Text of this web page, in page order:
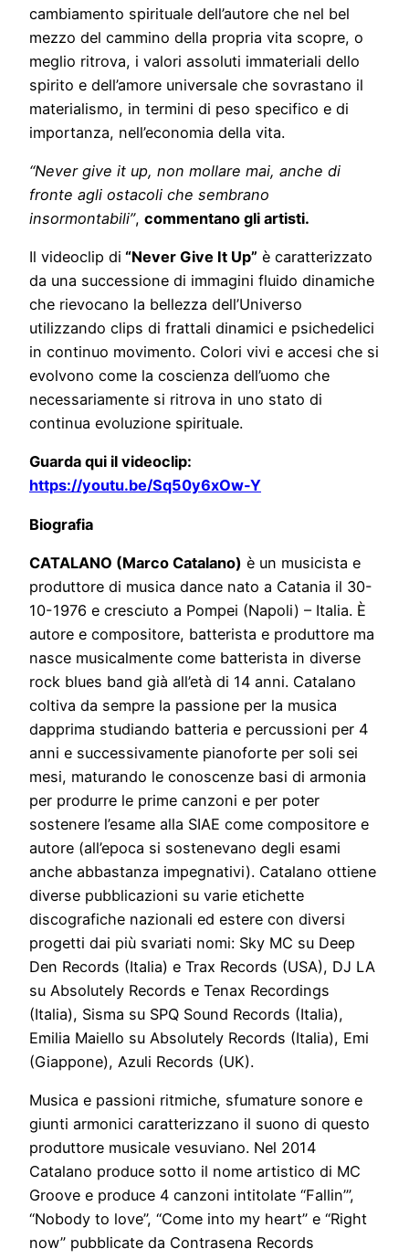
cambiamento spirituale dell’autore che nel bel
mezzo del cammino della propria vita scopre, o
meglio ritrova, i valori assoluti immateriali dello
spirito e dell’amore universale che sovrastano il
materialismo, in termini di peso specifico e di
importanza, nell’economia della vita.
“Never give it up, non mollare mai, anche di
fronte agli ostacoli che sembrano
insormontabili”, commentano gli artisti.
Il videoclip di “Never Give It Up” è caratterizzato
da una successione di immagini fluido dinamiche
che rievocano la bellezza dell’Universo
utilizzando clips di frattali dinamici e psichedelici
in continuo movimento. Colori vivi e accesi che si
evolvono come la coscienza dell’uomo che
necessariamente si ritrova in uno stato di
continua evoluzione spirituale.
Guarda qui il videoclip:
https://youtu.be/Sq50y6xOw-Y
Biografia
CATALANO (Marco Catalano) è un musicista e
produttore di musica dance nato a Catania il 30-
10-1976 e cresciuto a Pompei (Napoli) – Italia. È
autore e compositore, batterista e produttore ma
nasce musicalmente come batterista in diverse
rock blues band già all’età di 14 anni. Catalano
coltiva da sempre la passione per la musica
dapprima studiando batteria e percussioni per 4
anni e successivamente pianoforte per soli sei
mesi, maturando le conoscenze basi di armonia
per produrre le prime canzoni e per poter
sostenere l’esame alla SIAE come compositore e
autore (all’epoca si sostenevano degli esami
anche abbastanza impegnativi). Catalano ottiene
diverse pubblicazioni su varie etichette
discografiche nazionali ed estere con diversi
progetti dai più svariati nomi: Sky MC su Deep
Den Records (Italia) e Trax Records (USA), DJ LA
su Absolutely Records e Tenax Recordings
(Italia), Sisma su SPQ Sound Records (Italia),
Emilia Maiello su Absolutely Records (Italia), Emi
(Giappone), Azuli Records (UK).
Musica e passioni ritmiche, sfumature sonore e
giunti armonici caratterizzano il suono di questo
produttore musicale vesuviano. Nel 2014
Catalano produce sotto il nome artistico di MC
Groove e produce 4 canzoni intitolate “Fallin’”,
“Nobody to love”, “Come into my heart” e “Right
now” pubblicate da Contrasena Records